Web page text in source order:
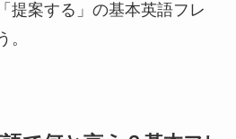
提案する」の基本英語フレ
。